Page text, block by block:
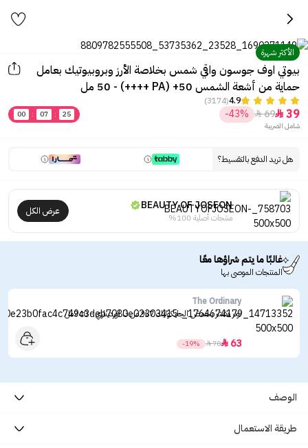
الأكثر شهرة
بيوتي اوف جوسون واقي شمس بخلاصة الأرز وبروبيوتيك بعامل
حماية من أشعة الشمس ‏50+ (PA ++++) - 50 مل
4.9
(3174)
39

69

-43%
00 : 07 :
25
شامل الضريبة
هل تريد الدفع بالتقسيط؟
BEAUTY OF JOSEON
منتجات أصلية 100%
عرض الكل
غالبًا ما يتم شراؤها معًا
المنتجات الموصى بها
The Ordinary
تونر مقشر بحمض الجليكوليك 7% من ذا اورديناري - 240مل
63

78

-19%
الوصف
طريقة الاستعمال